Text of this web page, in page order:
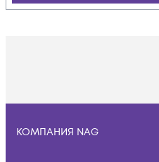
КОМПАНИЯ NAG